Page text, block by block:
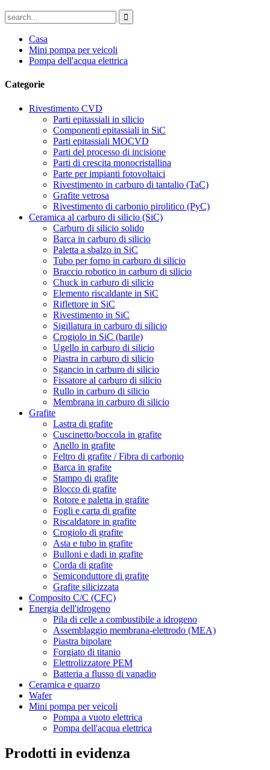
Casa
Mini pompa per veicoli
Pompa dell'acqua elettrica
Categorie
Rivestimento CVD
Parti epitassiali in silicio
Componenti epitassiali in SiC
Parti epitassiali MOCVD
Parti del processo di incisione
Parti di crescita monocristallina
Parte per impianti fotovoltaici
Rivestimento in carburo di tantalio (TaC)
Grafite vetrosa
Rivestimento di carbonio pirolitico (PyC)
Ceramica al carburo di silicio (SiC)
Carburo di silicio solido
Barca in carburo di silicio
Paletta a sbalzo in SiC
Tubo per forno in carburo di silicio
Braccio robotico in carburo di silicio
Chuck in carburo di silicio
Elemento riscaldante in SiC
Riflettore in SiC
Rivestimento in SiC
Sigillatura in carburo di silicio
Crogiolo in SiC (barile)
Ugello in carburo di silicio
Piastra in carburo di silicio
Sgancio in carburo di silicio
Fissatore al carburo di silicio
Rullo in carburo di silicio
Membrana in carburo di silicio
Grafite
Lastra di grafite
Cuscinetto/boccola in grafite
Anello in grafite
Feltro di grafite / Fibra di carbonio
Barca in grafite
Stampo di grafite
Blocco di grafite
Rotore e paletta in grafite
Fogli e carta di grafite
Riscaldatore in grafite
Crogiolo di grafite
Asta e tubo in grafite
Bulloni e dadi in grafite
Corda di grafite
Semiconduttore di grafite
Grafite silicizzata
Composito C/C (CFC)
Energia dell'idrogeno
Pila di celle a combustibile a idrogeno
Assemblaggio membrana-elettrodo (MEA)
Piastra bipolare
Forgiato di titanio
Elettrolizzatore PEM
Batteria a flusso di vanadio
Ceramica e quarzo
Wafer
Mini pompa per veicoli
Pompa a vuoto elettrica
Pompa dell'acqua elettrica
Prodotti in evidenza